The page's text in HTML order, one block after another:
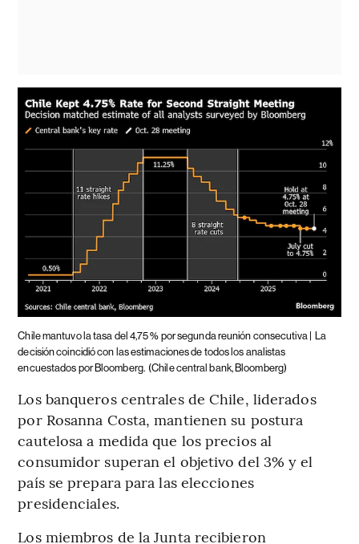
Chile mantuvo la tasa del 4,75 % por segunda reunión consecutiva |
La
decisión coincidió con las estimaciones de todos los analistas
encuestados por Bloomberg. (Chile central bank, Bloomberg)
Los banqueros centrales de Chile, liderados
por Rosanna Costa, mantienen su postura
cautelosa a medida que los precios al
consumidor superan el objetivo del 3% y el
país se prepara para las elecciones
presidenciales.
Los miembros de la Junta recibieron